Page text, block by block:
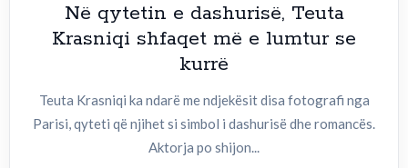
Në qytetin e dashurisë, Teuta
Krasniqi shfaqet më e lumtur se
kurrë
Teuta Krasniqi ka ndarë me ndjekësit disa fotografi nga
Parisi, qyteti që njihet si simbol i dashurisë dhe romancës.
Aktorja po shijon...